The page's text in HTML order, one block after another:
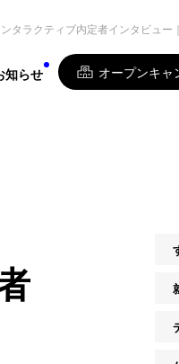
知らせ オープンキャ
ンタラクティブ内定者インタビュー